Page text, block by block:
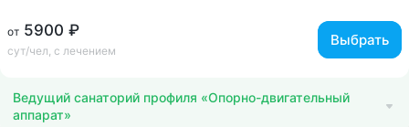
от 5900 ₽
сут/чел, с лечением
Выбрать
Ведущий санаторий профиля «Опорно-двигательный
аппарат»